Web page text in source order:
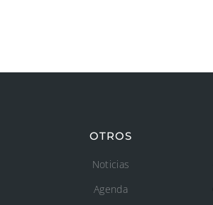
OTROS
Noticias
Agenda